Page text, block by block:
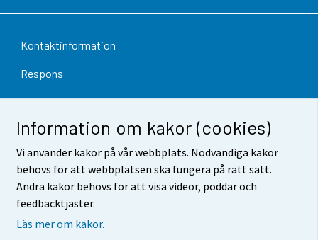
Information om kakor (cookies)
Vi använder kakor på vår webbplats. Nödvändiga kakor
behövs för att webbplatsen ska fungera på rätt sätt.
Andra kakor behövs för att visa videor, poddar och
feedbacktjäster.
Läs mer om kakor.
Kontaktinformation
Respons
Användarvillkor
Dataskydd
Tillgänglighet
Information om webbplatsen